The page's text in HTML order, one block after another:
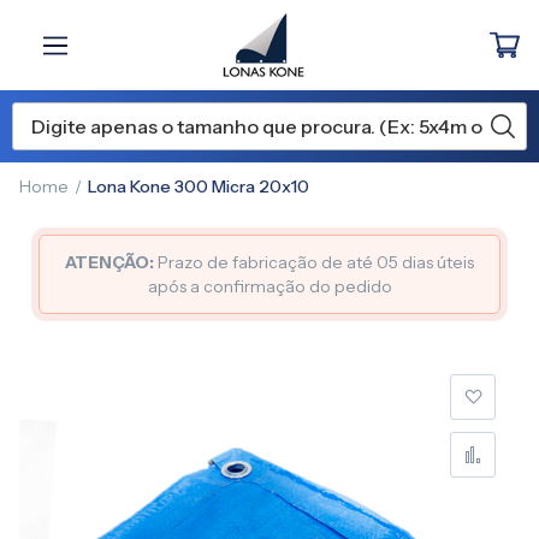
Home Lona Kone 300 Micra 20x10
ATENÇÃO: Prazo de fabricação de até 05 dias úteis
após a confirmação do pedido